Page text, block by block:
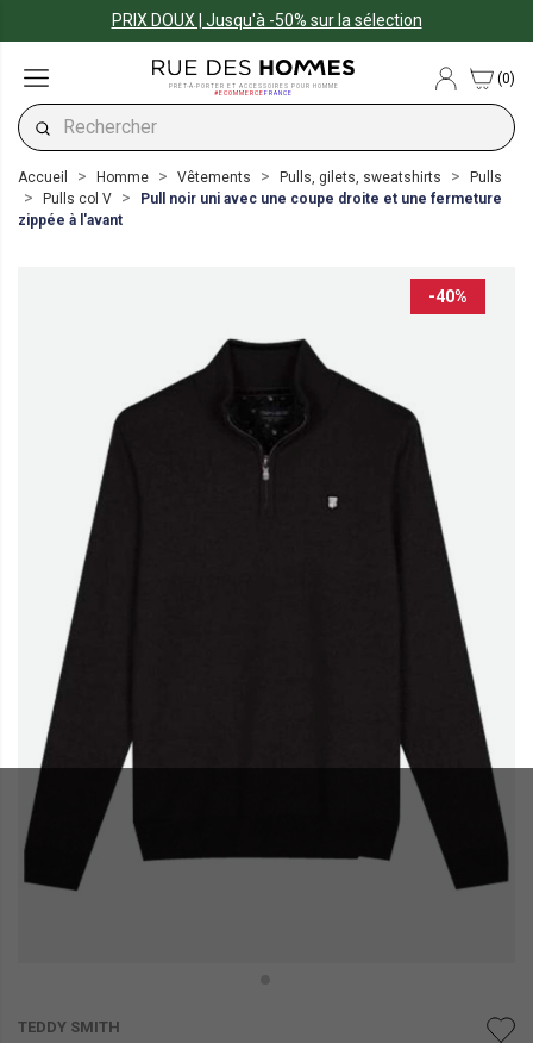
PRIX DOUX | Jusqu'à -50% sur la sélection
PRÊT-À-PORTER ET ACCESSOIRES POUR HOMME
#ECOMMERCEFRANCE
(0)
Accueil Homme Vêtements Pulls, gilets, sweatshirts
Pulls
Pulls col V
Pull noir uni avec une coupe droite et une fermeture
zippée à l'avant
-40%
TEDDY SMITH